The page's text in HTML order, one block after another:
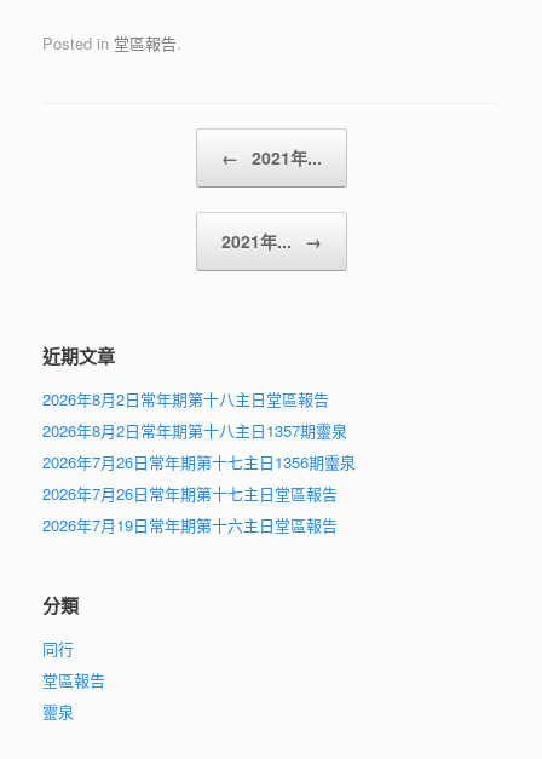
Posted in 堂區報告.
Post navigation
← 2021年...
2021年... →
近期文章
2026年8月2日常年期第十八主日堂區報告
2026年8月2日常年期第十八主日1357期靈泉
2026年7月26日常年期第十七主日1356期靈泉
2026年7月26日常年期第十七主日堂區報告
2026年7月19日常年期第十六主日堂區報告
分類
同行
堂區報告
靈泉